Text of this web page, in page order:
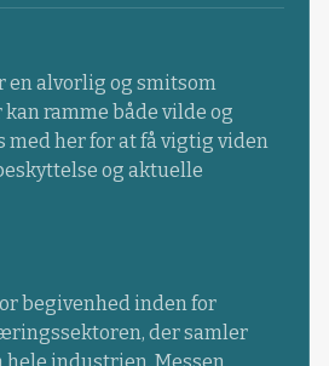
en alvorlig og smitsom
ramme både vilde og
med her for at få vigtig viden
og aktuelle
begivenhed inden for
der samler
industrien. Messen